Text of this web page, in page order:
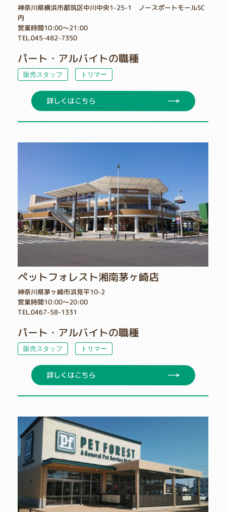
神奈川県横浜市都筑区中川中央1-25-1 ノースポートモールSC
内
営業時間10:00～21:00
TEL.045-482-7350
パート・アルバイトの職種
販売スタッフ トリマー
詳しくはこちら
ペットフォレスト湘南茅ヶ崎店
神奈川県茅ヶ崎市浜見平10-2
営業時間10:00～20:00
TEL.0467-58-1331
パート・アルバイトの職種
販売スタッフ トリマー
詳しくはこちら